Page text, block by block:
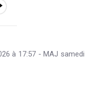
à 17:57 - MAJ samedi